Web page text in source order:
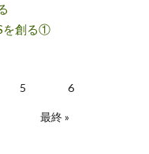
を創る①
5 6
最終 »